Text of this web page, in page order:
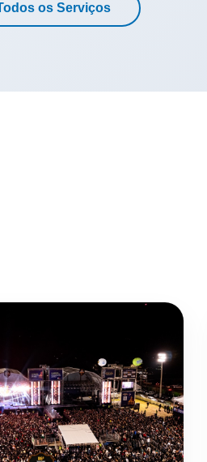
os Serviços